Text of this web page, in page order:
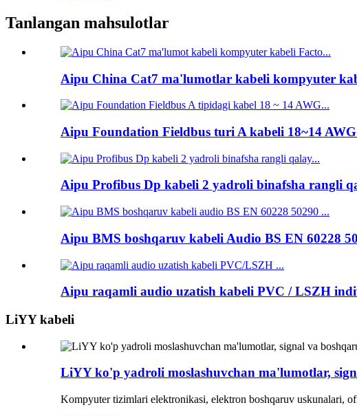
Tanlangan mahsulotlar
Aipu China Cat7 ma'lumotlar kabeli kompyuter
Aipu Foundation Fieldbus turi A kabeli 18~14
Aipu Profibus Dp kabeli 2 yadroli binafsha rangli
Aipu BMS boshqaruv kabeli Audio BS EN 60228
Aipu raqamli audio uzatish kabeli PVC / LSZH
LiYY kabeli
LiYY ko'p yadroli moslashuvchan ma'lumotlar,
Kompyuter tizimlari elektronikasi, elektron boshqaruv uskunalari,